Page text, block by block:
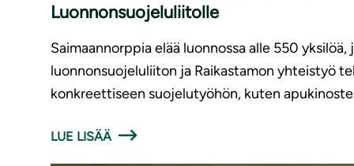
Luonnonsuojeluliitolle
Saimaannorppia elää luonnossa alle 550
luonnonsuojeluliiton ja Raikastamon yhteistyö
konkreettiseen suojelutyöhön, kuten
LUE LISÄÄ